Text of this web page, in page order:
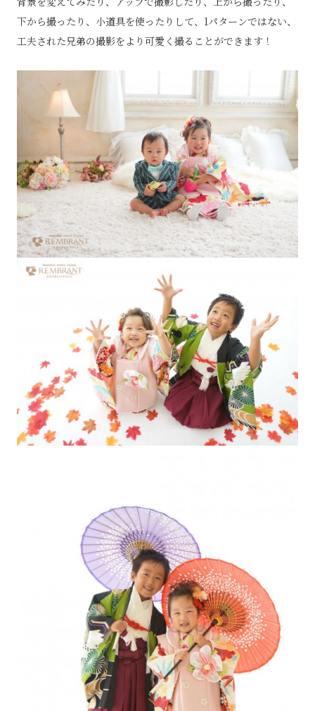
下から撮ったり、小道具を使ったりして、1パターンではない、
工夫された兄弟の撮影をより可愛く撮ることができます！